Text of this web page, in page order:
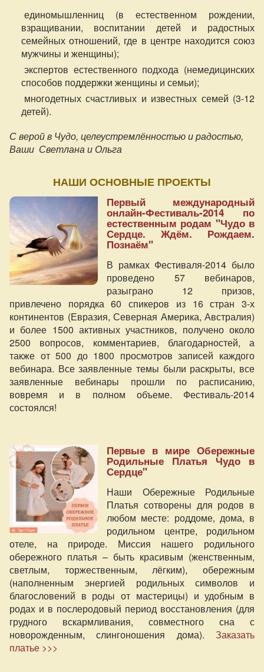
единомышленниц (в естественном рождении,
взращивании, воспитании детей и радостных
семейных отношений, где в центре находится союз
мужчины и женщины);
экспертов естественного подхода (немедицинских
способов поддержки женщины и семьи);
многодетных счастливых и известных семей (3-12
детей).
С верой в Чудо, целеустремлённостью и радостью,
Ваши Светлана и Ольга
НАШИ ОСНОВНЫЕ ПРОЕКТЫ
Первый международный
онлайн-Фестиваль-2014 по
естественным родам "Чудо в
Сердце. Ждём. Рождаем.
Познаём"
В рамках Фестиваля-2014 было
проведено 57 вебинаров,
разыграно 12 призов,
привлечено порядка 60 спикеров из 16 стран 3-х
континентов (Евразия, Северная Америка, Австралия)
и более 1500 активных участников, получено около
2500 вопросов, комментариев, благодарностей, а
также от 500 до 1800 просмотров записей каждого
вебинара. Все заявленные темы были раскрыты, все
заявленные вебинары прошли по расписанию,
вовремя и в полном объеме. Фестиваль-2014
состоялся!
Первые в мире Обережные
Родильные Платья Чудо в
Сердце"
Наши Обережные Родильные
Платья сотворены для родов в
любом месте: роддоме, дома, в
родильном центре, родильном
отеле, на природе. Миссия нашего родильного
обережного платья – быть красивым (женственным,
светлым, торжественным, лёгким), обережным
(наполненным энергией родильных символов и
благословений в роды от мастерицы) и удобным в
родах и в послеродовый период восстановления (для
грудного вскармливания, совместного сна с
новорожденным, слингоношения дома). Заказать
платье >>>